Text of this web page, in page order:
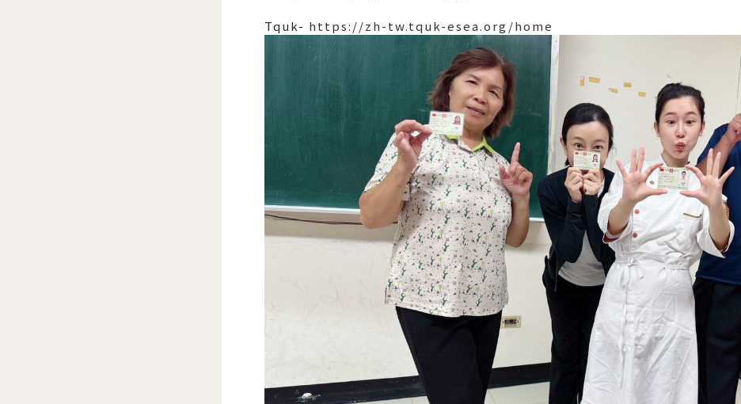
Tquk- https://zh-tw.tquk-esea.org/home